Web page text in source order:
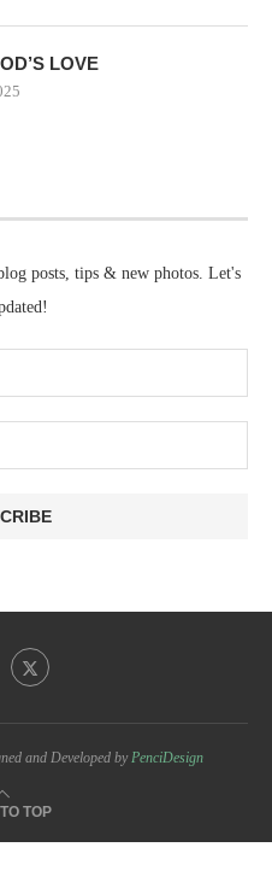
LOVE
posts, tips & new photos. Let's
and Developed byPenciDesign
TOP